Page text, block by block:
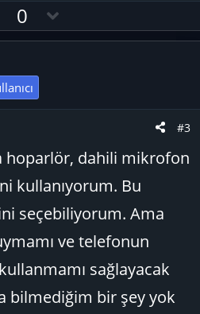
O
y
a
0
o
o
#3
hoparlör, dahili mikrofon
kullanıyorum. Bu
seçebiliyorum. Ama
ve telefonun
sağlayacak
bilmediğim bir şey yok